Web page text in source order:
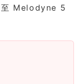
Melodyne 5